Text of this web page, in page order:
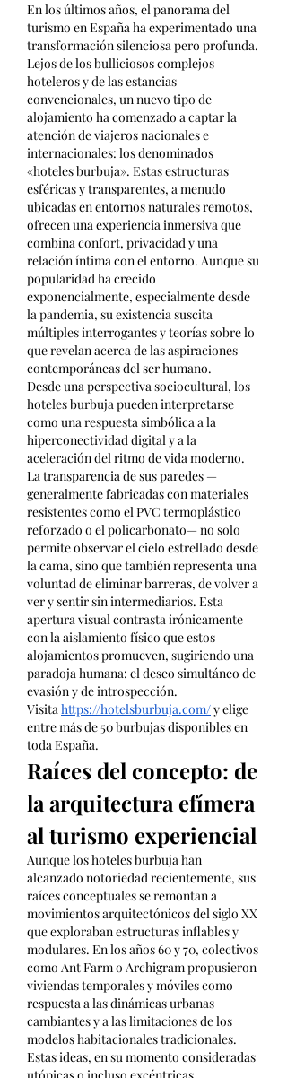
En los últimos años, el panorama del
turismo en España ha experimentado una
transformación silenciosa pero profunda.
Lejos de los bulliciosos complejos
hoteleros y de las estancias
convencionales, un nuevo tipo de
alojamiento ha comenzado a captar la
atención de viajeros nacionales e
internacionales: los denominados
«hoteles burbuja». Estas estructuras
esféricas y transparentes, a menudo
ubicadas en entornos naturales remotos,
ofrecen una experiencia inmersiva que
combina confort, privacidad y una
relación íntima con el entorno. Aunque su
popularidad ha crecido
exponencialmente, especialmente desde
la pandemia, su existencia suscita
múltiples interrogantes y teorías sobre lo
que revelan acerca de las aspiraciones
contemporáneas del ser humano.
Desde una perspectiva sociocultural, los
hoteles burbuja pueden interpretarse
como una respuesta simbólica a la
hiperconectividad digital y a la
aceleración del ritmo de vida moderno.
La transparencia de sus paredes —
generalmente fabricadas con materiales
resistentes como el PVC termoplástico
reforzado o el policarbonato— no solo
permite observar el cielo estrellado desde
la cama, sino que también representa una
voluntad de eliminar barreras, de volver a
ver y sentir sin intermediarios. Esta
apertura visual contrasta irónicamente
con la aislamiento físico que estos
alojamientos promueven, sugiriendo una
paradoja humana: el deseo simultáneo de
evasión y de introspección.
Visita https://hotelsburbuja.com/ y elige
entre más de 50 burbujas disponibles en
toda España.
Raíces del concepto: de
la arquitectura efímera
al turismo experiencial
Aunque los hoteles burbuja han
alcanzado notoriedad recientemente, sus
raíces conceptuales se remontan a
movimientos arquitectónicos del siglo XX
que exploraban estructuras inflables y
modulares. En los años 60 y 70, colectivos
como Ant Farm o Archigram propusieron
viviendas temporales y móviles como
respuesta a las dinámicas urbanas
cambiantes y a las limitaciones de los
modelos habitacionales tradicionales.
Estas ideas, en su momento consideradas